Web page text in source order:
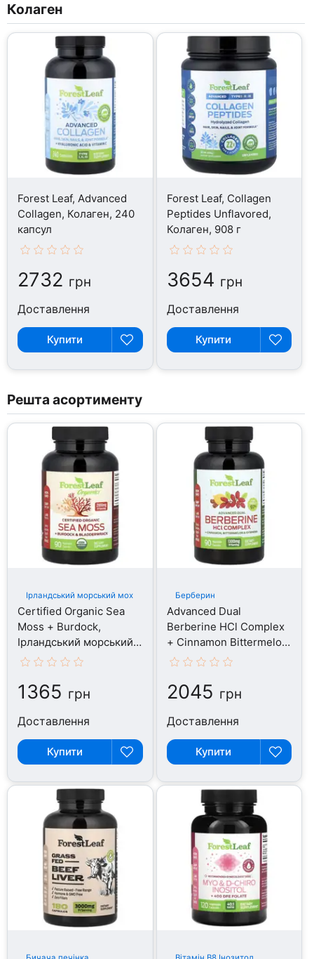
Колаген
Forest Leaf, Advanced
Collagen, Колаген, 240
капсул
2732 грн
Доставлення
Купити
Forest Leaf, Collagen
Peptides Unflavored,
Колаген, 908 г
3654 грн
Доставлення
Купити
Решта асортименту
Ірландський морський мох
Certified Organic Sea
Moss + Burdock,
Ірландський морський
мох, 90 капсул
1365 грн
Доставлення
Купити
Берберин
Advanced Dual
Berberine HCl Complex
+ Cinnamon Bittermelon,
Берберин, 90 капсул
2045 грн
Доставлення
Купити